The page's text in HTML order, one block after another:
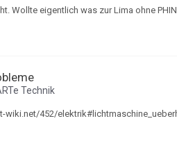
Wollte eigentlich was zur Lima ohne
Technik
452/